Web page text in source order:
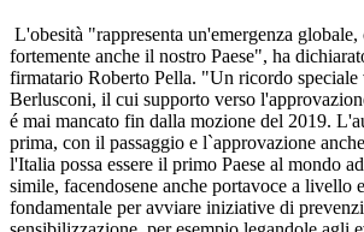
L'obesità "rappresenta un'emergenza globale,
fortemente anche il nostro Paese", ha
firmatario Roberto Pella. "Un ricordo speciale
Berlusconi, il cui supporto verso
é mai mancato fin dalla mozione del 2019.
prima, con il passaggio e l`approvazione
l'Italia possa essere il primo Paese al mondo
simile, facendosene anche portavoce a livello
fondamentale per avviare iniziative di